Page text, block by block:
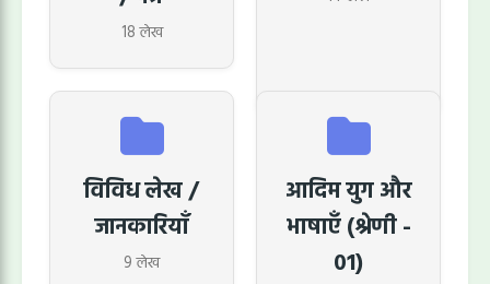
18 लेख
विविध लेख /
जानकारियाॅं
9 लेख
आदिम युग और
भाषाएँ (श्रेणी -
01)